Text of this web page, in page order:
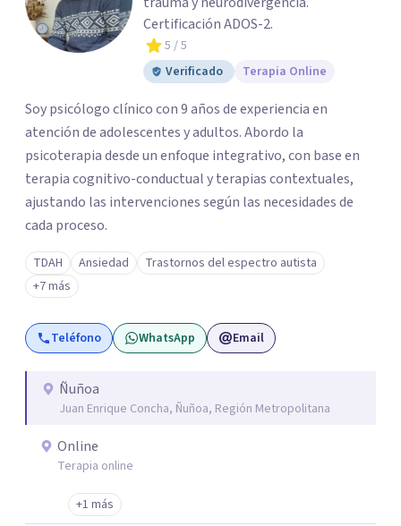
Certificación ADOS-2.
5 / 5
Verificado
Terapia Online
Soy psicólogo clínico con 9 años de experiencia en
atención de adolescentes y adultos. Abordo la
psicoterapia desde un enfoque integrativo, con base en
terapia cognitivo-conductual y terapias contextuales,
ajustando las intervenciones según las necesidades de
cada proceso.
TDAH Ansiedad
Trastornos del espectro autista
+7 más
Teléfono WhatsApp Email
Ñuñoa
Juan Enrique Concha, Ñuñoa, Región Metropolitana
Online
Terapia online
+1 más